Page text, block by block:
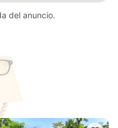
del anuncio.